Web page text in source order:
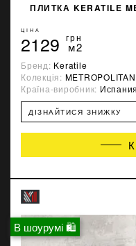
ПЛИТКА KERATILE
ЦІНА
2129 грн
м2
Бренд: Keratile
Колекція: METROPOLITAN
Країна-виробник: Испания
ДІЗНАЙТИСЯ ЗНИЖКУ
В шоурумі 🛍